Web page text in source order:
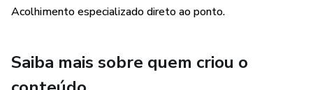
Acolhimento especializado direto ao ponto.
Saiba mais sobre quem criou o